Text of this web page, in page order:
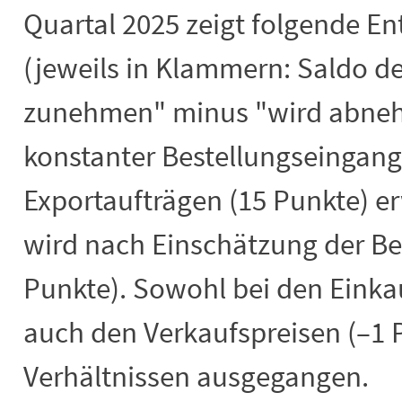
Quartal 2025 zeigt folgende
(jeweils in Klammern: Saldo
zunehmen" minus "wird
konstanter
Exportaufträgen (15 Punkte)
wird nach Einschätzung der
Punkte). Sowohl bei den
auch den Verkaufspreisen
Verhältnissen ausgegangen.